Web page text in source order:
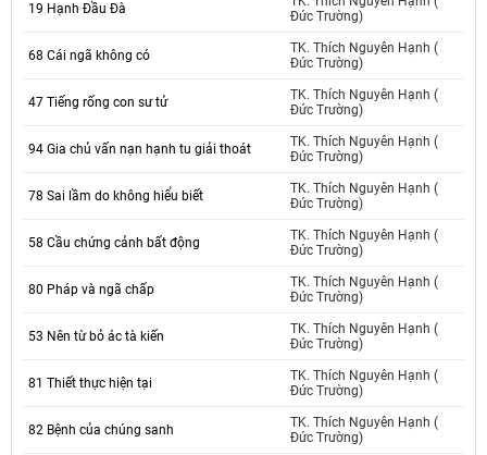
19 Hạnh Đầu Đà
Đức Trường)
68 Cái ngã không có
TK. Thích Nguyên Hạnh (
Đức Trường)
47 Tiếng rống con sư tử
TK. Thích Nguyên Hạnh (
Đức Trường)
94 Gia chủ vấn nạn hạnh tu giải thoát
TK. Thích Nguyên Hạnh (
Đức Trường)
78 Sai lầm do không hiểu biết
TK. Thích Nguyên Hạnh (
Đức Trường)
58 Cầu chứng cảnh bất động
TK. Thích Nguyên Hạnh (
Đức Trường)
80 Pháp và ngã chấp
TK. Thích Nguyên Hạnh (
Đức Trường)
53 Nên từ bỏ ác tà kiến
TK. Thích Nguyên Hạnh (
Đức Trường)
81 Thiết thực hiện tại
TK. Thích Nguyên Hạnh (
Đức Trường)
82 Bệnh của chúng sanh
TK. Thích Nguyên Hạnh (
Đức Trường)